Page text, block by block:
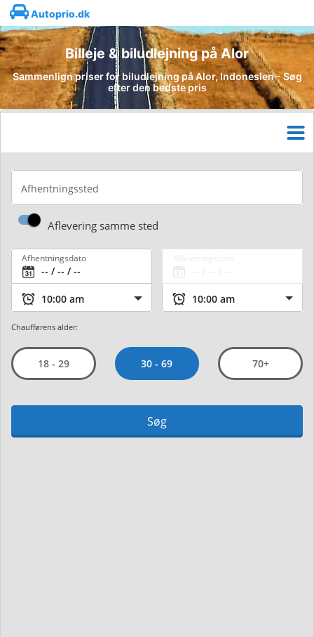
Autoprio.dk
Billeje & biludlejning på Alor
Sammenlign priser for biludlejning på Alor, Indonesien - Søg
efter den bedste pris
Afhentningssted
Aflevering samme sted
Afhentningsdato
Chaufførens alder:
18 - 29 30 - 69 70+
Søg